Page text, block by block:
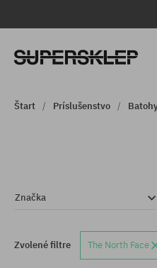
Štart Príslušenstvo
Značka
Zvolené filtre The North Face